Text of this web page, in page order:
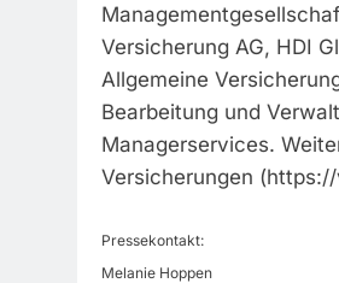
Versicherung AG, HDI
Allgemeine
Bearbeitung und
Managerservices.
Versicherungen
Pressekontakt:
Melanie Hoppen